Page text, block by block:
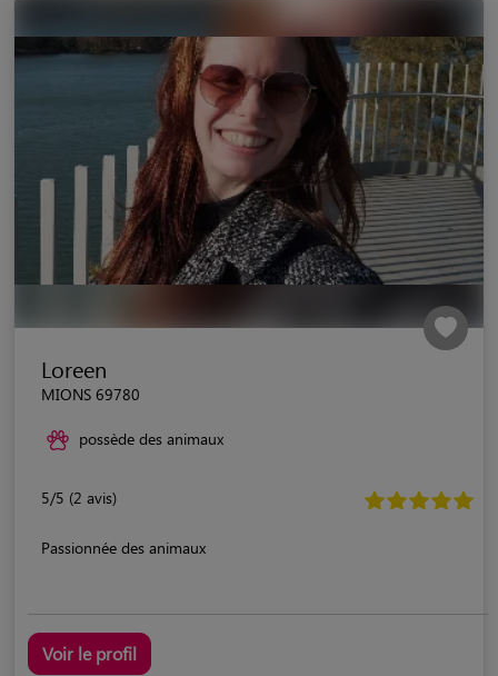
Loreen
MIONS 69780
possède des animaux
5/5 (2 avis)
Passionnée des animaux
Voir le profil